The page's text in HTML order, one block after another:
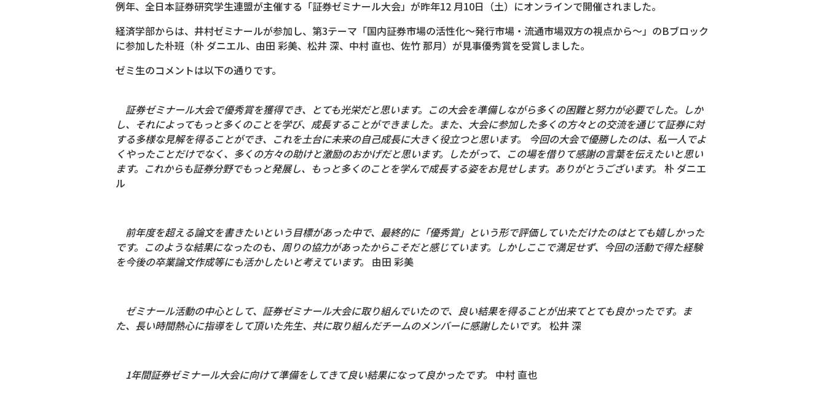
例年、全日本証券研究学生連盟が主催する「証券ゼミナール大会」が昨年12 月10日（土）にオンラインで開催されました。
経済学部からは、井村ゼミナールが参加し、第3テーマ「国内証券市場の活性化～発行市場・流通市場双方の視点から～」のBブロック
に参加した朴班（朴 ダニエル、由田 彩美、松井 深、中村 直也、佐竹 那月）が見事優秀賞を受賞しました。
ゼミ生のコメントは以下の通りです。
証券ゼミナール大会で優秀賞を獲得でき、とても光栄だと思います。この大会を準備しながら多くの困難と努力が必要でした。しか
し、それによってもっと多くのことを学び、成長することができました。また、大会に参加した多くの方々との交流を通じて証券に対
する多様な見解を得ることができ、これを土台に未来の自己成長に大きく役立つと思います。 今回の大会で優勝したのは、私一人でよ
くやったことだけでなく、多くの方々の助けと激励のおかげだと思います。したがって、この場を借りて感謝の言葉を伝えたいと思い
ます。これからも証券分野でもっと発展し、もっと多くのことを学んで成長する姿をお見せします。ありがとうございます。 朴 ダニエ
ル
前年度を超える論文を書きたいという目標があった中で、最終的に「優秀賞」という形で評価していただけたのはとても嬉しかった
です。このような結果になったのも、周りの協力があったからこそだと感じています。しかしここで満足せず、今回の活動で得た経験
を今後の卒業論文作成等にも活かしたいと考えています。
由田 彩美
ゼミナール活動の中心として、証券ゼミナール大会に取り組んでいたので、良い結果を得ることが出来てとても良かったです。ま
た、長い時間熱心に指導をして頂いた先生、共に取り組んだチームのメンバーに感謝したいです。 松井 深
1年間証券ゼミナール大会に向けて準備をしてきて良い結果になって良かったです。 中村 直也